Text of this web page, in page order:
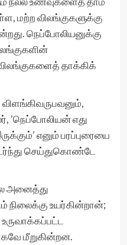
மற்ற விலங்குகளுக்கு
நெப்போலியனுக்கு
தாக்கிக்
’நெப்போலியன் எது
எனும் பரப்புரையை
செய்துகொண்டே
அனைத்து
நிலைக்கு உயர்கின்றான்;
மீறுகின்றன.